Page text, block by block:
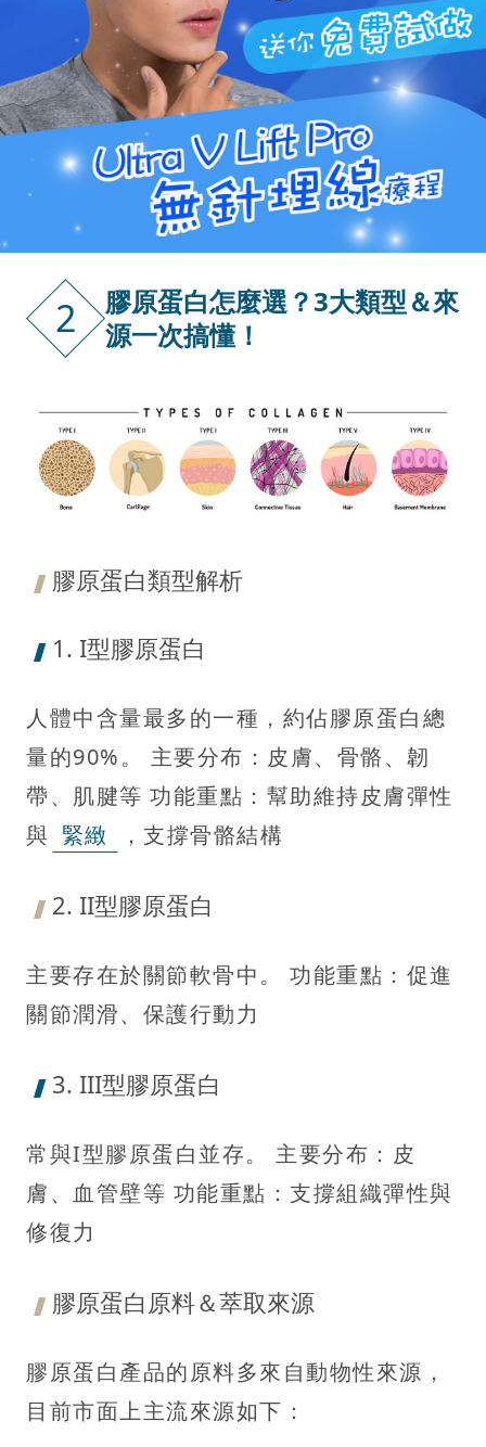
2
膠原蛋白怎麼選？3大類型＆來
源一次搞懂！
膠原蛋白類型解析
1. I型膠原蛋白
人體中含量最多的一種，約佔膠原蛋白總
量的90%。 主要分布：皮膚、骨骼、韌
帶、肌腱等 功能重點：幫助維持皮膚彈性
與 緊緻 ，支撐骨骼結構
2. II型膠原蛋白
主要存在於關節軟骨中。 功能重點：促進
關節潤滑、保護行動力
3. III型膠原蛋白
常與I型膠原蛋白並存。 主要分布：皮
膚、血管壁等 功能重點：支撐組織彈性與
修復力
膠原蛋白原料＆萃取來源
膠原蛋白產品的原料多來自動物性來源，
目前市面上主流來源如下：